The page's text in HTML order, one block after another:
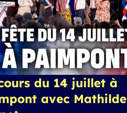
du 14 juillet à
avec Mathilde